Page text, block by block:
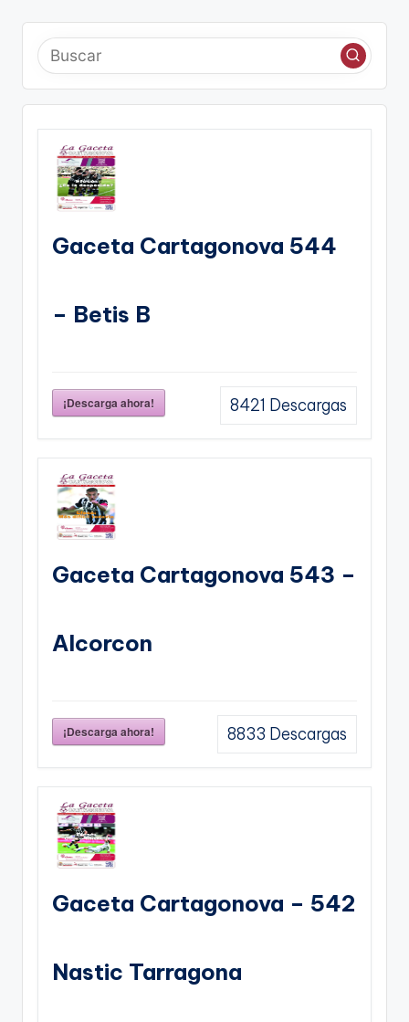
Gaceta Cartagonova 544
– Betis B
¡Descarga ahora! 8421 Descargas
Gaceta Cartagonova 543 –
Alcorcon
¡Descarga ahora! 8833 Descargas
Gaceta Cartagonova – 542
Nastic Tarragona